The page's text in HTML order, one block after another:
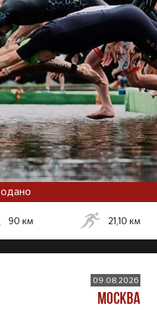
90км 21,10 км
09.08.2026
МОСКВА